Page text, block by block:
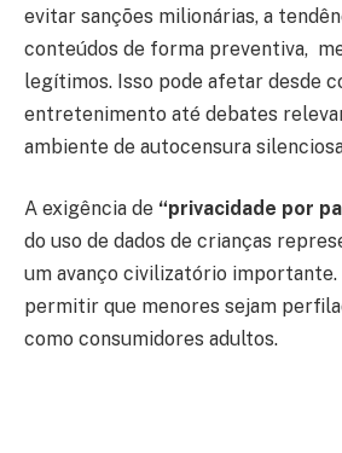
evitar sanções milionárias, a
conteúdos de forma preventiva,
legítimos. Isso pode afetar desde
entretenimento até debates
ambiente de autocensura
A exigência de “privacidade por
do uso de dados de crianças
um avanço civilizatório importante.
permitir que menores sejam
como consumidores adultos.